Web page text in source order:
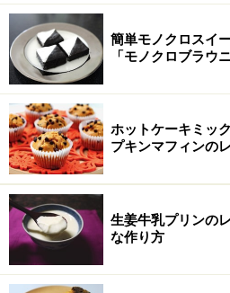
2
卵と粉類を交互にまぜる
溶きほぐした卵と合わせてふる
簡単モノクロスイ
「モノクロブラウ
ホットケーキミッ
プキンマフィンの
生姜牛乳プリンの
な作り方